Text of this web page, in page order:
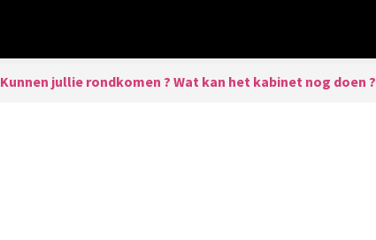
Kunnen jullie rondkomen ? Wat kan het kabinet nog doen ?